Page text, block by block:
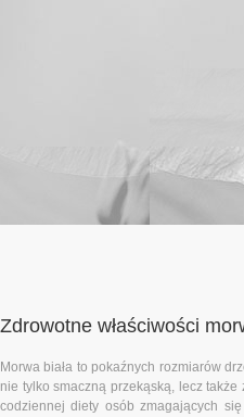
Zdrowotne właściwości
Morwa biała to pokaźnych rozmiarów
nie tylko smaczną przekąską, lecz także
codziennej diety osób zmagających